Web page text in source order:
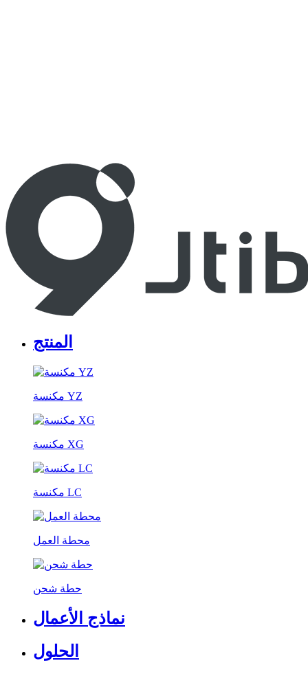
المنتج
مكنسة YZ
مكنسة XG
مكنسة LC
محطة العمل
حطة شحن
نماذج الأعمال
الحلول